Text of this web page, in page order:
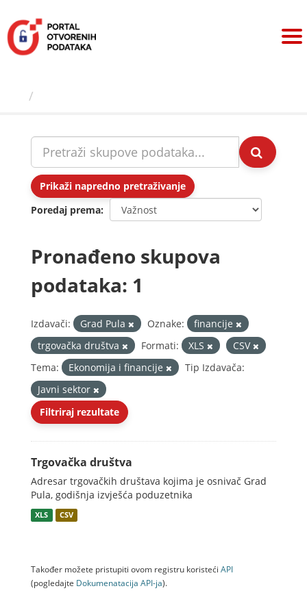
sadržaj
Prikaži napredno pretraživanje
Poredaj prema
Pronađeno skupova
podataka: 1
Izdavači: Grad Pula Oznake:
financije
trgovačka društva
Formati: XLS
CSV
Tema:
Ekonomija i financije
Tip Izdavača:
Javni sektor
Filtriraj rezultate
Trgovačka društva
Adresar trgovačkih društava kojima je osnivač Grad
Pula, godišnja izvješća poduzetnika
XLS CSV
Također možete pristupiti ovom registru koristeći API
(pogledajte Dokumenаtаcijа API-jа).